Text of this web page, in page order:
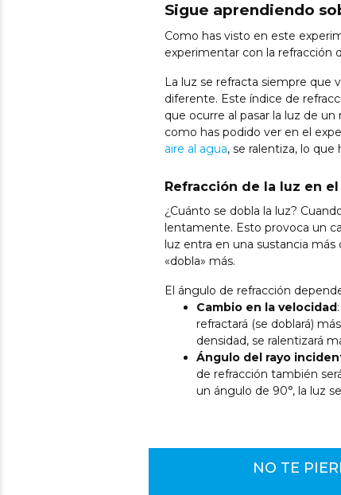
Sigue aprendiendo
Como has visto en este
experimentar con la refracción
La luz se refracta siempre que
diferente. Este índice de
que ocurre al pasar la luz de
como has podido ver en el
aire al agua, se ralentiza, lo
Refracción de la luz en
¿Cuánto se dobla la luz?
lentamente. Esto provoca un
luz entra en una sustancia
«dobla» más.
El ángulo de refracción
Cambio en la velocidad
refractará (se doblará)
densidad, se ralentizará
Ángulo del rayo
de refracción también
un ángulo de 90°, la luz
NO TE